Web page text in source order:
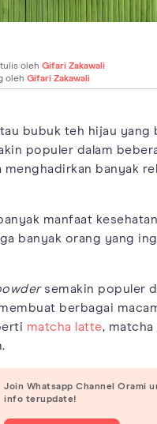
oleh Gifari Zakawali
oleh Gifari Zakawali
bubuk teh hijau yang
populer dalam
menghadirkan banyak
manfaat
banyak orang yang
semakin populer
berbagai
matcha latte, matcha
Join Whatsapp Channel Orami
info terupdate!